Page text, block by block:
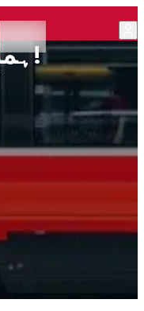
ہمارے ساتھ سفر کریں!